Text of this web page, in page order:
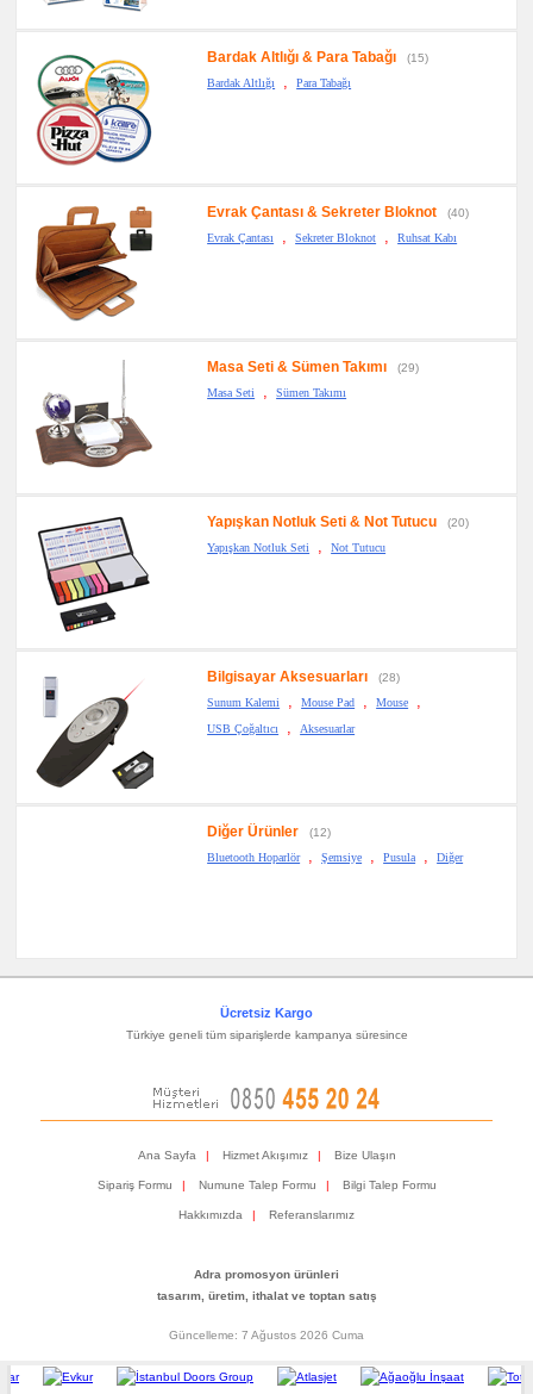
Bardak Altlığı & Para Tabağı
(15)
Bardak Altlığı
, Para Tabağı
Evrak Çantası & Sekreter Bloknot
(40)
Evrak Çantası
, Sekreter Bloknot , Ruhsat Kabı
Masa Seti & Sümen Takımı
(29)
Masa Seti
, Sümen Takımı
Yapışkan Notluk Seti & Not Tutucu
(20)
Yapışkan Notluk Seti
, Not Tutucu
Bilgisayar Aksesuarları
(28)
Sunum Kalemi
, Mouse Pad , Mouse ,
USB Çoğaltıcı , Aksesuarlar
Diğer Ürünler
(12)
Bluetooth Hoparlör
, Şemsiye , Pusula , Diğer
Ücretsiz Kargo
Türkiye geneli tüm siparişlerde kampanya süresince
Ana Sayfa Hizmet Akışımız Bize Ulaşın
Sipariş Formu Numune Talep Formu Bilgi Talep Formu
Hakkımızda Referanslarımız
Adra promosyon ürünleri
tasarım, üretim, ithalat ve toptan satış
Güncelleme: 7 Ağustos 2026 Cuma